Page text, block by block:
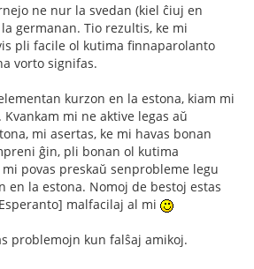
ne nur la svedan (kiel ĉiuj en
germanan. Tio rezultis, ke mi
pli facile ol kutima finnaparolanto
vorto signifas.
kurzon en la estona, kiam mi
mi ne aktive legas aŭ
mi asertas, ke mi havas bonan
ĝin, pli bonan ol kutima
povas preskaŭ senprobleme legu
en la estona. Nomoj de bestoj estas
malfacilaj al mi
problemojn kun falŝaj amikoj.